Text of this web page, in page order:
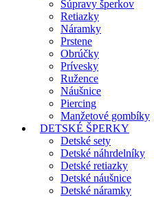
Súpravy šperkov
Retiazky
Náramky
Prstene
Obrúčky
Prívesky
Ružence
Náušnice
Piercing
Manžetové gombíky
DETSKÉ ŠPERKY
Detské sety
Detské náhrdelníky
Detské retiazky
Detské náušnice
Detské náramky